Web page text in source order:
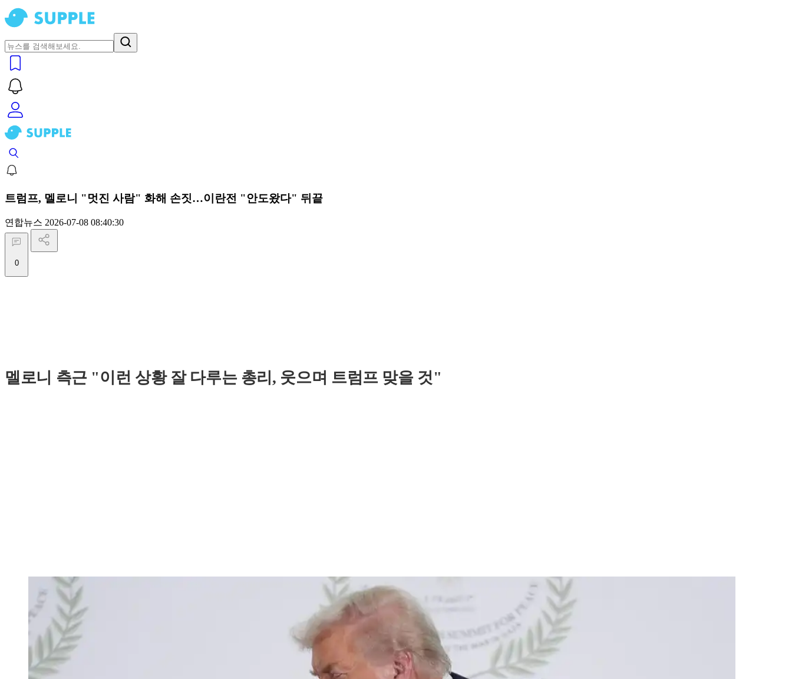
트럼프, 멜로니 "멋진 사람" 화해 손짓…이란전 "안도왔다" 뒤끝
연합뉴스 2026-07-08 08:40:30
0
멜로니 측근 "이런 상황 잘 다루는 총리, 웃으며 트럼프 맞을 것"